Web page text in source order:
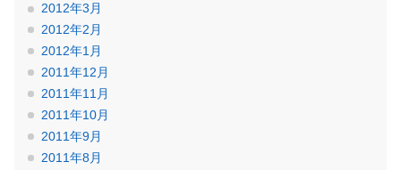
2012年3月
2012年2月
2012年1月
2011年12月
2011年11月
2011年10月
2011年9月
2011年8月